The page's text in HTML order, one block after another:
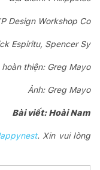
Design Workshop Co
Espiritu, Spencer Sy
hoàn thiện: Greg Mayo
Ảnh: Greg Mayo
Bài viết: Hoài Nam
. Xin vui lòng